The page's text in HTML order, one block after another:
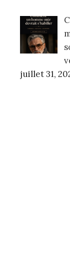
juillet 31,